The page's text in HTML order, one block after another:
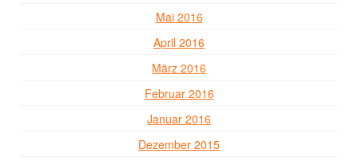
Mai 2016
April 2016
März 2016
Februar 2016
Januar 2016
Dezember 2015